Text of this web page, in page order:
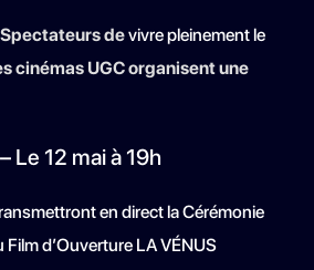
devivre pleinement le
cinémas UGC organisent une
Le 12 mai à 19h
en direct la Cérémonie
Film d’Ouverture LA VÉNUS